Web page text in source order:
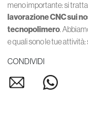
meno importante: si
lavorazione CNC sui
tecnopolimero.
e quali sono le tue attività:
CONDIVIDI